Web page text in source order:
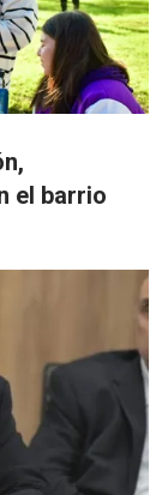
el barrio